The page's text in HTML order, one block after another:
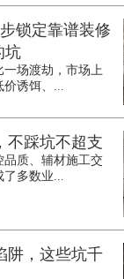
锁定靠谱装修
坑
场渡劫，市场上
诱饵、...
不踩坑不超支
品质、辅材施工交
多数业...
阱，这些坑千